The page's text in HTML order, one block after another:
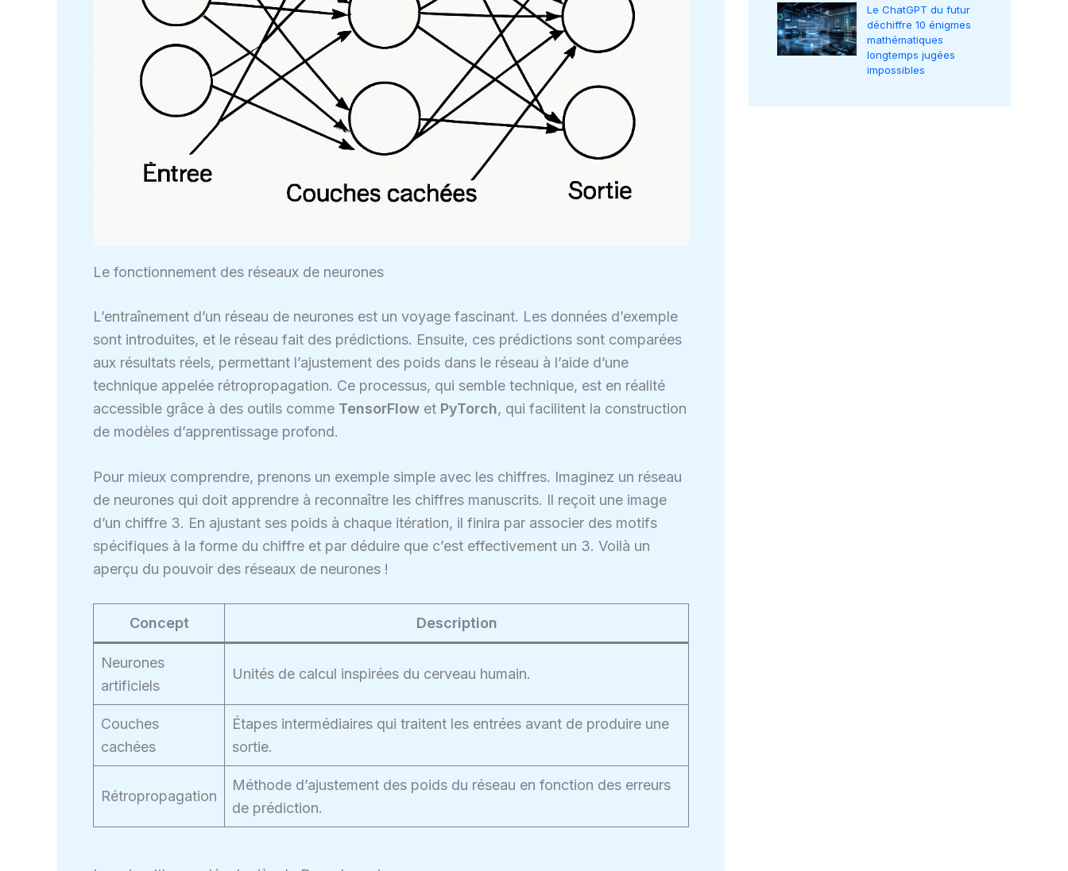
Le fonctionnement des réseaux de neurones
L’entraînement d’un réseau de neurones est un voyage fascinant. Les données d’exemple
sont introduites, et le réseau fait des prédictions. Ensuite, ces prédictions sont comparées
aux résultats réels, permettant l’ajustement des poids dans le réseau à l’aide d’une
technique appelée rétropropagation. Ce processus, qui semble technique, est en réalité
accessible grâce à des outils comme TensorFlow et PyTorch, qui facilitent la construction
de modèles d’apprentissage profond.
Pour mieux comprendre, prenons un exemple simple avec les chiffres. Imaginez un réseau
de neurones qui doit apprendre à reconnaître les chiffres manuscrits. Il reçoit une image
d’un chiffre 3. En ajustant ses poids à chaque itération, il finira par associer des motifs
spécifiques à la forme du chiffre et par déduire que c’est effectivement un 3. Voilà un
aperçu du pouvoir des réseaux de neurones !
Concept Description
Neurones
artificiels
Unités de calcul inspirées du cerveau humain.
Couches
cachées
Étapes intermédiaires qui traitent les entrées avant de produire une
sortie.
Rétropropagation
Méthode d’ajustement des poids du réseau en fonction des erreurs
de prédiction.
Le ChatGPT du futur
déchiffre 10 énigmes
mathématiques
longtemps jugées
impossibles